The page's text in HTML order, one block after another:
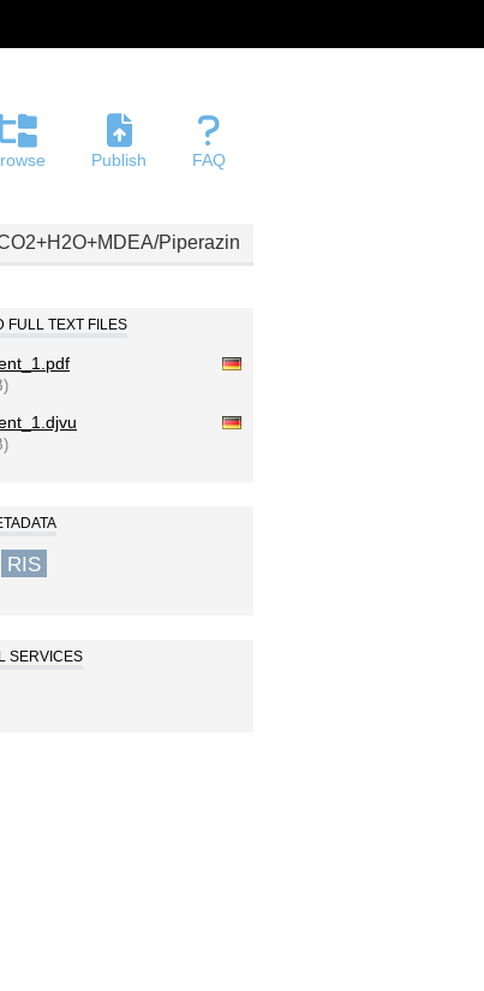
Publish FAQ
Piperazin
FULL TEXT FILES
RIS
SERVICES